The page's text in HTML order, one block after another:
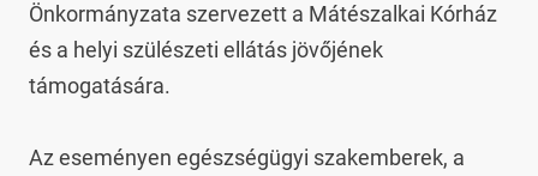
Önkormányzata szervezett a Mátészalkai Kórház
és a helyi szülészeti ellátás jövőjének
támogatására.
Az eseményen egészségügyi szakemberek, a